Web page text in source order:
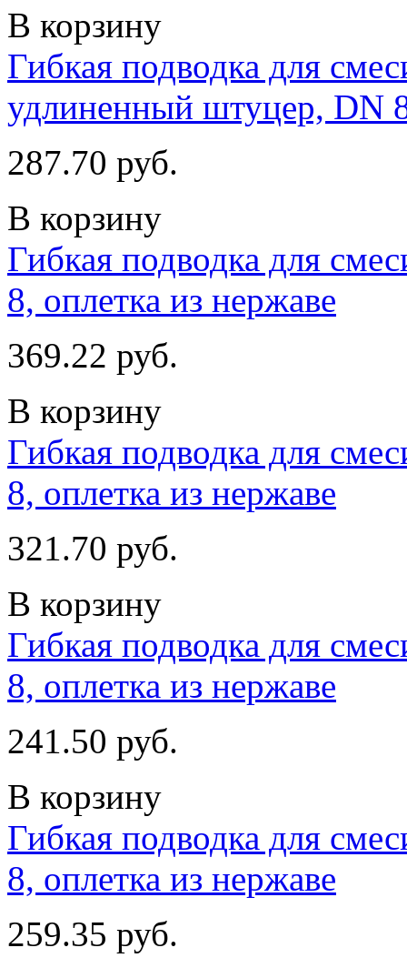
В корзину
Гибкая подводка для
удлиненный штуцер, DN
287.70 руб.
В корзину
Гибкая подводка для
8, оплетка из нержаве
369.22 руб.
В корзину
Гибкая подводка для
8, оплетка из нержаве
321.70 руб.
В корзину
Гибкая подводка для
8, оплетка из нержаве
241.50 руб.
В корзину
Гибкая подводка для
8, оплетка из нержаве
259.35 руб.